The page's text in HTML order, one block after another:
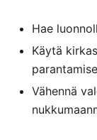
Hae
Käytä
Vähennä